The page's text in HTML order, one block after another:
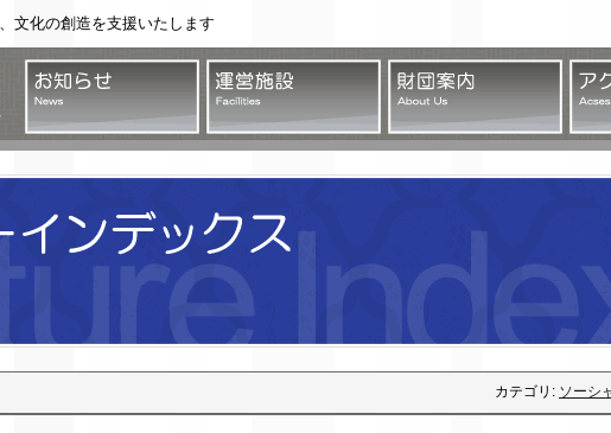
文化の創造を支援いたします
公益財団法人 徳島市文化振興公社
お知らせ 運営施設 財団
カテゴリ: ソーシ